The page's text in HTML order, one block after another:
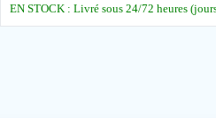
EN STOCK : Livré sous 24/72 heures